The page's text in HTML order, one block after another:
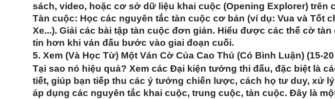
sách, video, hoặc cơ sở dữ liệu khai cuộc (Opening Explorer) trên
Tàn cuộc: Học các nguyên tắc tàn cuộc cơ bản (ví dụ: Vua và Tốt
Xe...). Giải các bài tập tàn cuộc đơn giản. Hiểu được các thế cờ
tin hơn khi ván đấu bước vào giai đoạn cuối.
5. Xem (Và Học Từ) Một Ván Cờ Của Cao Thủ (Có Bình Luận) (15-
Tại sao nó hiệu quả? Xem các Đại kiện tướng thi đấu, đặc biệt là
tiết, giúp bạn tiếp thu các ý tưởng chiến lược, cách họ tư duy, xử
áp dụng các nguyên tắc khai cuộc, trung cuộc, tàn cuộc. Đây là